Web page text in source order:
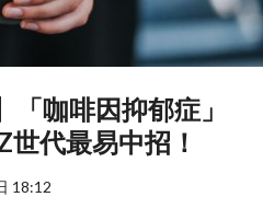
「咖啡因抑郁症」
代最易中招！
18:12